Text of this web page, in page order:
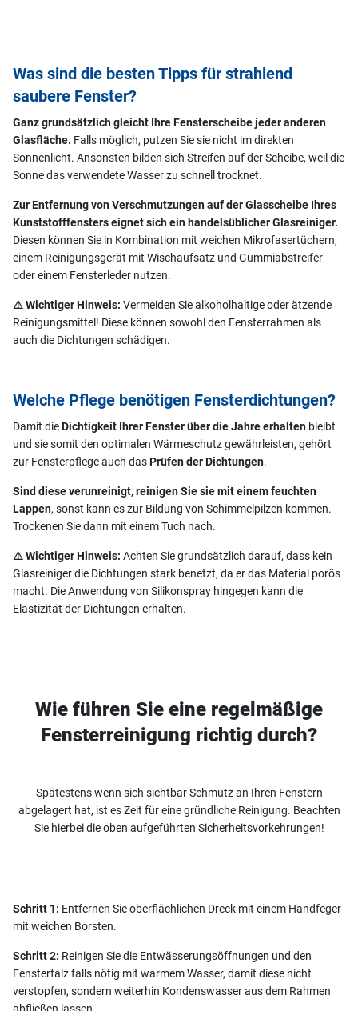
Was sind die besten Tipps für strahlend
saubere Fenster?
Ganz grundsätzlich gleicht Ihre Fensterscheibe jeder anderen
Glasfläche. Falls möglich, putzen Sie sie nicht im direkten
Sonnenlicht. Ansonsten bilden sich Streifen auf der Scheibe, weil die
Sonne das verwendete Wasser zu schnell trocknet.
Zur Entfernung von Verschmutzungen auf der Glasscheibe Ihres
Kunststofffensters eignet sich ein handelsüblicher Glasreiniger.
Diesen können Sie in Kombination mit weichen Mikrofasertüchern,
einem Reinigungsgerät mit Wischaufsatz und Gummiabstreifer
oder einem Fensterleder nutzen.
⚠️ Wichtiger Hinweis: Vermeiden Sie alkoholhaltige oder ätzende
Reinigungsmittel! Diese können sowohl den Fensterrahmen als
auch die Dichtungen schädigen.
Welche Pflege benötigen Fensterdichtungen?
Damit dieDichtigkeit Ihrer Fenster über die Jahre erhalten bleibt
und sie somit den optimalen Wärmeschutz gewährleisten, gehört
zur Fensterpflege auch dasPrüfen der Dichtungen.
Sind diese verunreinigt, reinigen Sie sie mit einem feuchten
Lappen, sonst kann es zur Bildung von Schimmelpilzen kommen.
Trockenen Sie dann mit einem Tuch nach.
⚠️ Wichtiger Hinweis: Achten Sie grundsätzlich darauf, dass kein
Glasreiniger die Dichtungen stark benetzt, da er das Material porös
macht. Die Anwendung von Silikonspray hingegen kann die
Elastizität der Dichtungen erhalten.
Wie führen Sie eine regelmäßige
Fensterreinigung richtig durch?
Spätestens wenn sich sichtbar Schmutz an Ihren Fenstern
abgelagert hat, ist es Zeit für eine gründliche Reinigung. Beachten
Sie hierbei die oben aufgeführten Sicherheitsvorkehrungen!
Schritt 1: Entfernen Sie oberflächlichen Dreck mit einem Handfeger
mit weichen Borsten.
Schritt 2: Reinigen Sie die Entwässerungsöffnungen und den
Fensterfalz falls nötig mit warmem Wasser, damit diese nicht
verstopfen, sondern weiterhin Kondenswasser aus dem Rahmen